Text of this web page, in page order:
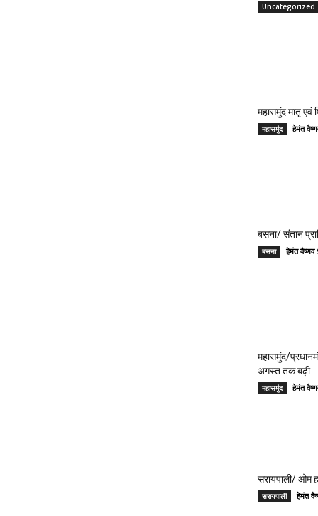
Uncategorized
महासमुंद मातृ एवं
महासमुंद हेमंत
बसना/ संतान
बसना हेमंत
महासमुंद/
अगस्त तक बढ़ी
महासमुंद हेमंत
सरायपाली/ ओम
सरायपाली हेमंत